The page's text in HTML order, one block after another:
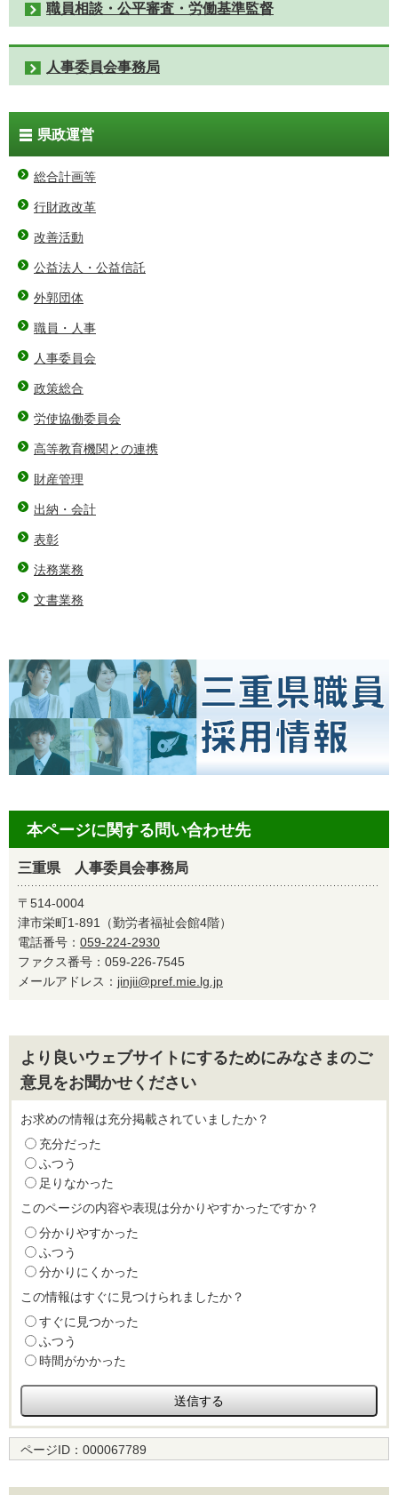
職員相談・公平審査・労働基準監督
人事委員会事務局
県政運営
総合計画等
行財政改革
改善活動
公益法人・公益信託
外郭団体
職員・人事
人事委員会
政策総合
労使協働委員会
高等教育機関との連携
財産管理
出納・会計
表彰
法務業務
文書業務
本ページに関する問い合わせ先
三重県 人事委員会事務局
〒514-0004
津市栄町1-891（勤労者福祉会館4階）
電話番号： 059-224-2930
ファクス番号：059-226-7545
メールアドレス： jinjii@pref.mie.lg.jp
より良いウェブサイトにするためにみなさまのご
意見をお聞かせください
お求めの情報は充分掲載されていましたか？
充分だった
ふつう
足りなかった
このページの内容や表現は分かりやすかったですか？
分かりやすかった
ふつう
分かりにくかった
この情報はすぐに見つけられましたか？
すぐに見つかった
ふつう
時間がかかった
ページID： 000067789